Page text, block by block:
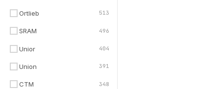
Ortlieb 513
SRAM 496
Unior 404
Union 391
CTM 348